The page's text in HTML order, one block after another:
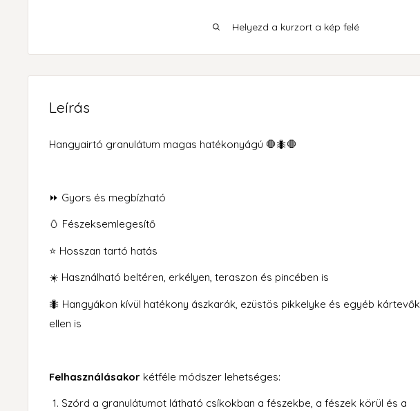
Helyezd a kurzort a kép felé
Leírás
Hangyairtó granulátum magas hatékonyágú 🛑🐜🛑
⏩ Gyors és megbízható
🥚 Fészeksemlegesítő
⭐ Hosszan tartó hatás
☀️ Használható beltéren, erkélyen, teraszon és pincében is
🐜 Hangyákon kívül hatékony ászkarák, ezüstös pikkelyke és egyéb kártevők
ellen is
Felhasználásakor kétféle módszer lehetséges:
Szórd a granulátumot látható csíkokban a fészekbe, a fészek körül és a